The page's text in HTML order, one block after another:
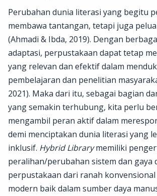
Perubahan dunia literasi yang begitu
membawa tantangan, tetapi juga
(Ahmadi & Ibda, 2019). Dengan
adaptasi, perpustakaan dapat tetap
yang relevan dan efektif dalam
pembelajaran dan penelitian
2021). Maka dari itu, sebagai bagian
yang semakin terhubung, kita perlu
mengambil peran aktif dalam
demi menciptakan dunia literasi yang
inklusif. Hybrid Librarymemiliki
peralihan/perubahan sistem dan gaya
perpustakaan dari ranah konvensional
modern baik dalam sumber daya